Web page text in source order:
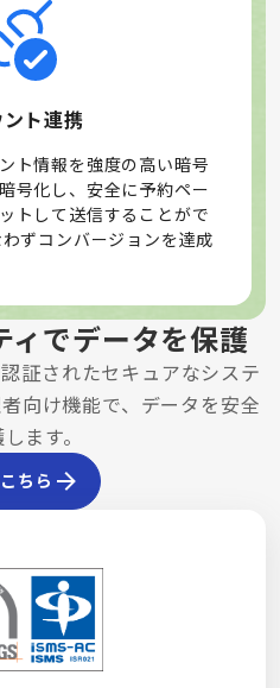
ト連携
ト情報を強度の高い暗号
号化し、安全に予約ペー
トして送信することがで
ずコンバージョンを達成
ィでデータを保護
証されたセキュアなシステ
向け機能で、データを安全
ます。
ちら